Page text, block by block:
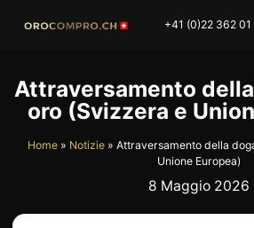
+41 (0)22 362 01
NEGOZI
COMPRO ARGENTO
Attraversamento
oro (Svizzera e
Home» Notizie» Attraversamento della
Unione Europea)
8 Maggio 2026